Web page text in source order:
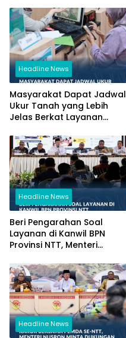
Headline News
Masyarakat Dapat Jadwal
Ukur Tanah yang Lebih
Jelas Berkat Layanan
Headline News
Beri Pengarahan Soal
Layanan di Kanwil BPN
Provinsi NTT, Menteri
Pandang Masyarakat
Headline News